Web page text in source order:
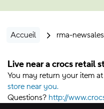
Accueil rma-
Live near a crocs retail
You may return your item
store near you.
Questions? http://